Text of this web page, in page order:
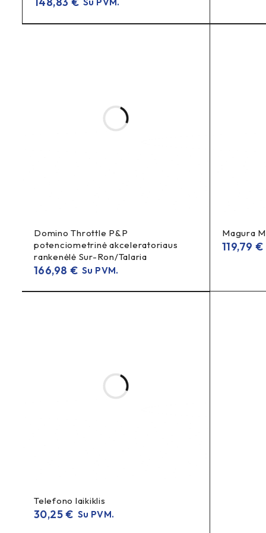
akumuliatorių—be meniu, be spėlionių.
Domino Throttle P&P
potenciometrinė akceleratoriaus
rankenėlė Sur-Ron/Talaria
166,98 € Su PVM.
Magura
119,79 €
Telefono laikiklis
30,25€ Su PVM.